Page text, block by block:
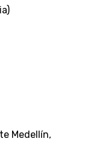
Medellín,